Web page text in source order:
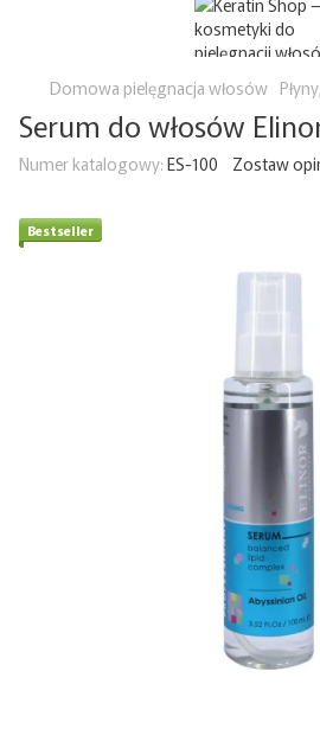
Domowa pielęgnacja włosów
Serum do włosów
Numer katalogowy: ES-100 Zostaw
Bestseller